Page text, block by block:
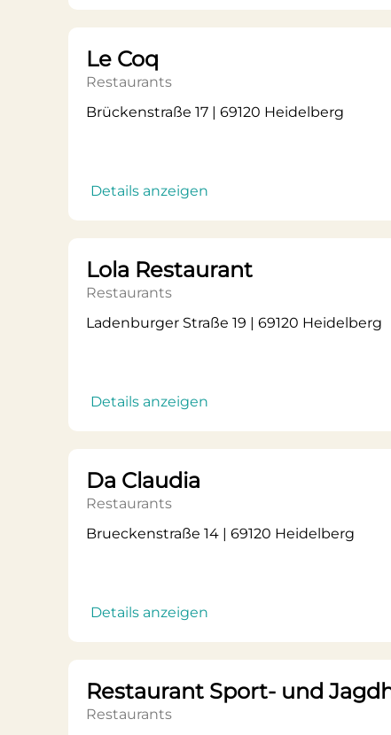
Le Coq
Restaurants
Brückenstraße 17 | 69120 Heidelberg
Details anzeigen
Lola Restaurant
Restaurants
Ladenburger Straße 19 | 69120 Heidelberg
Details anzeigen
Da Claudia
Restaurants
Brueckenstraße 14 | 69120 Heidelberg
Details anzeigen
Restaurant Sport- und
Restaurants